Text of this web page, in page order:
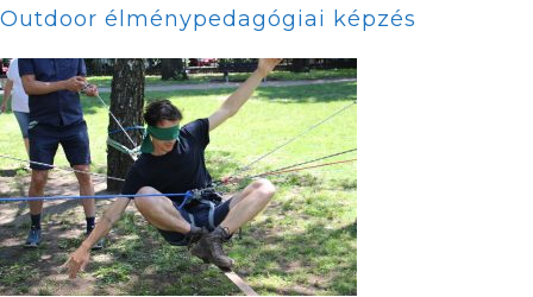
Outdoor élménypedagógiai képzés